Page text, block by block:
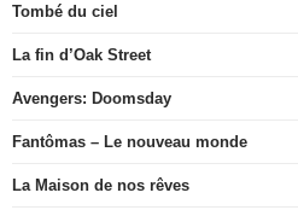
Tombé du ciel
La fin d’Oak Street
Avengers: Doomsday
Fantômas – Le nouveau monde
La Maison de nos rêves